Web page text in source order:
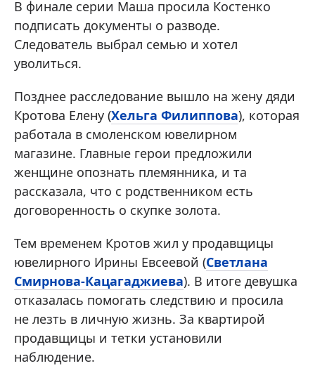
В финале серии Маша просила Костенко
подписать документы о разводе.
Следователь выбрал семью и хотел
уволиться.
Позднее расследование вышло на жену дяди
Кротова Елену (Хельга Филиппова), которая
работала в смоленском ювелирном
магазине. Главные герои предложили
женщине опознать племянника, и та
рассказала, что с родственником есть
договоренность о скупке золота.
Тем временем Кротов жил у продавщицы
ювелирного Ирины Евсеевой (Светлана
Смирнова-Кацагаджиева). В итоге девушка
отказалась помогать следствию и просила
не лезть в личную жизнь. За квартирой
продавщицы и тетки установили
наблюдение.